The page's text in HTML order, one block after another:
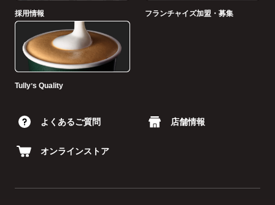
採用情報 フランチャイズ加盟・募集
Tullyʼs Quality
よくあるご質問 店舗情報
オンラインストア